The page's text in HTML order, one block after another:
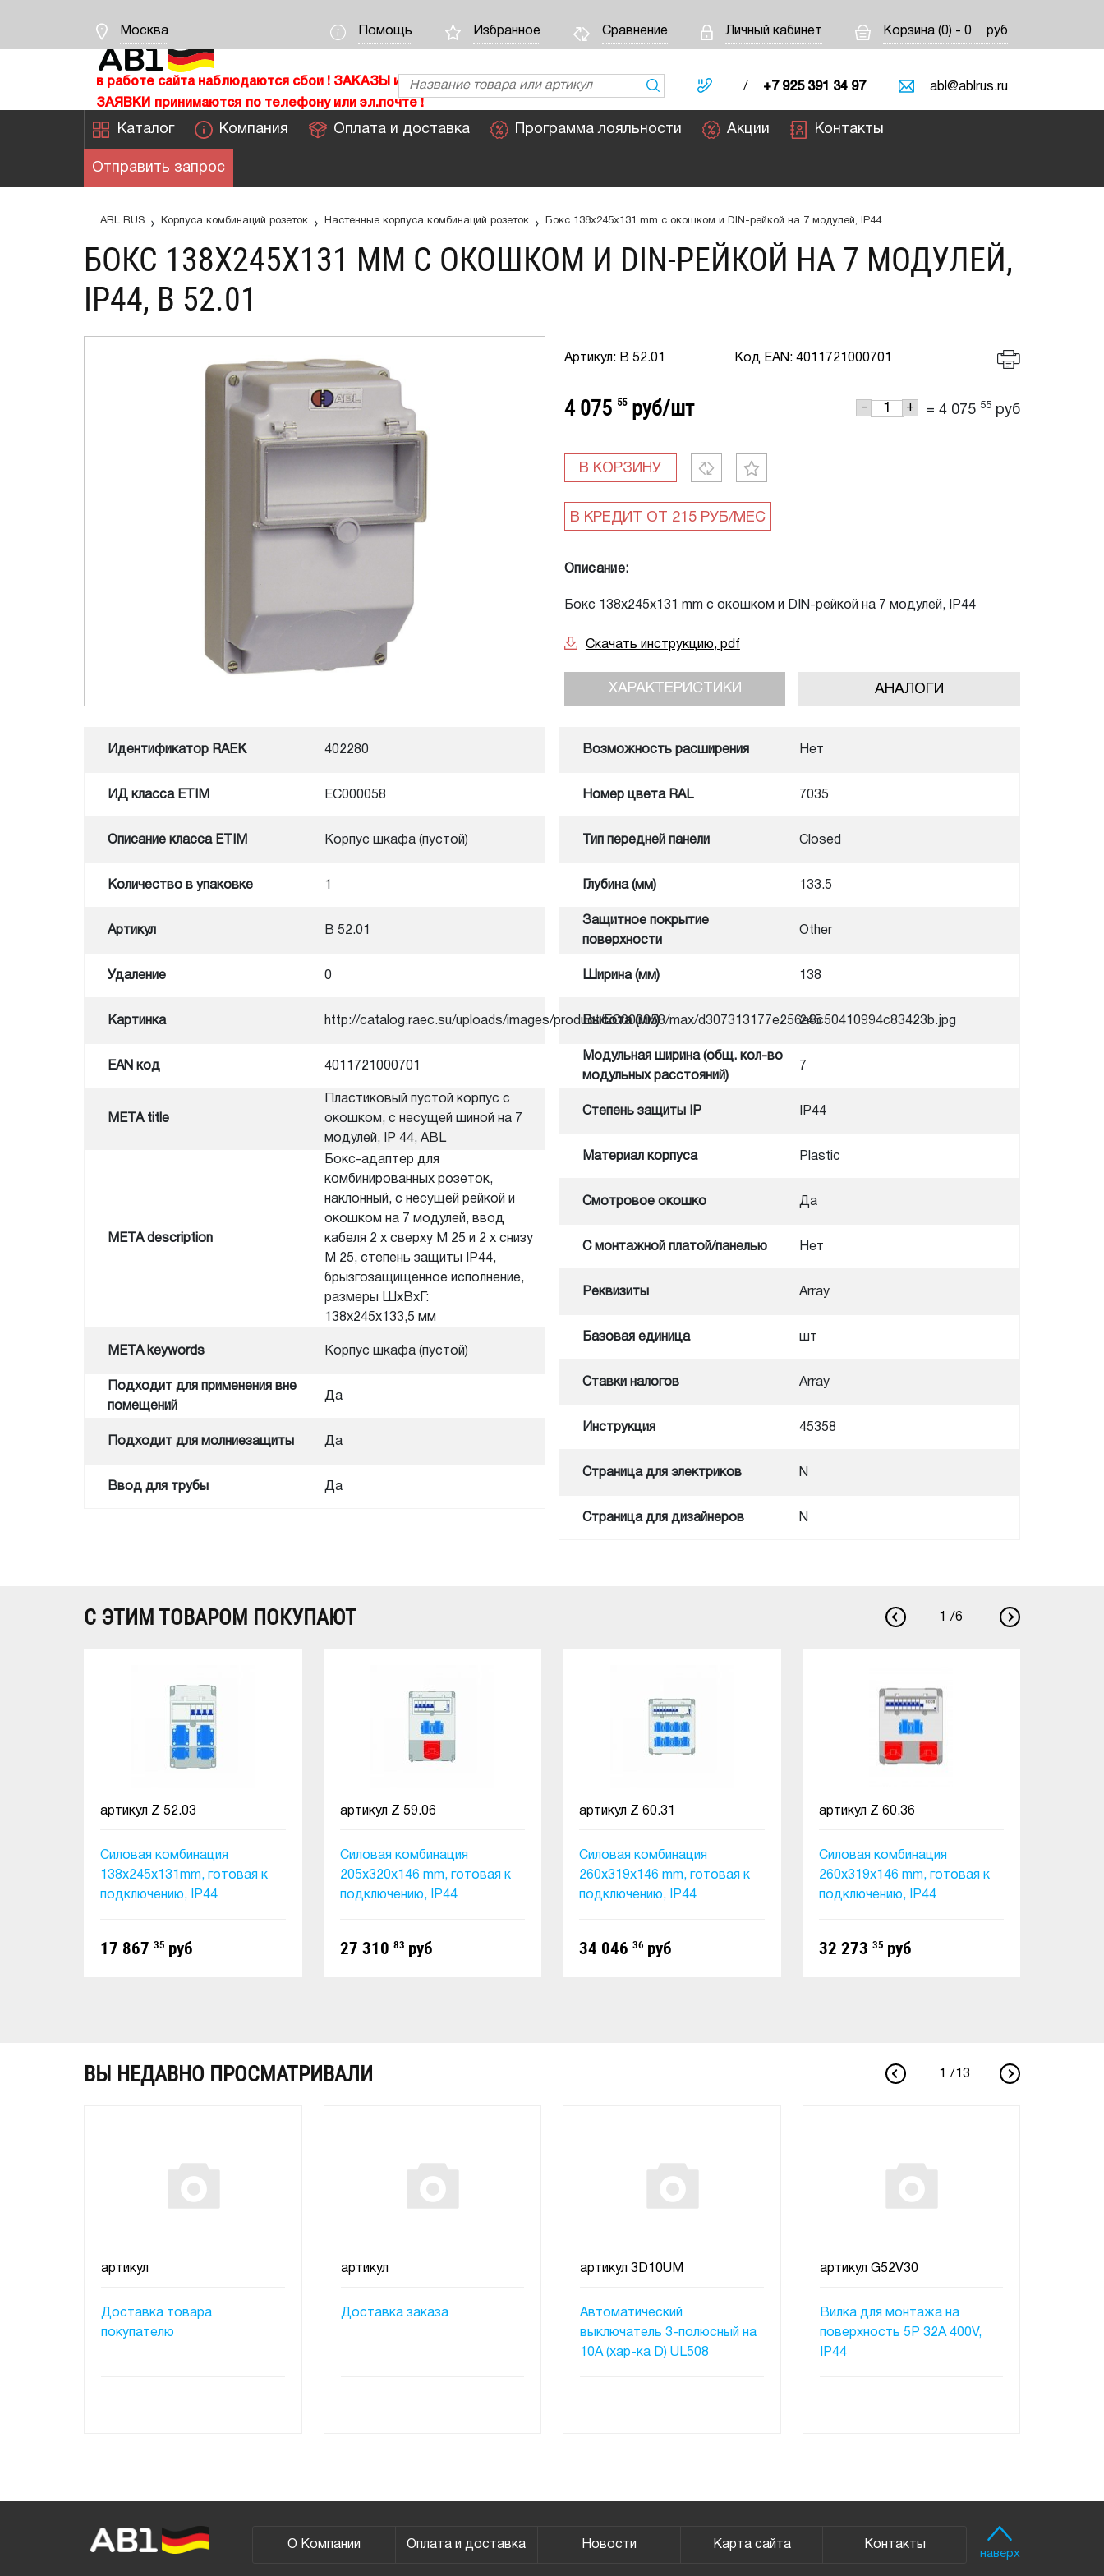
Москва Корзина (0) - 0 руб
Личный кабинет
Сравнение
Избранное
Помощь
в работе сайта наблюдаются сбои ! ЗАКАЗЫ
и
ЗАЯВКИ
принимаются по телефону или эл.почте !
/ +7 925 391 34 97 abl@ablrus.ru
Каталог Компания Оплата и доставка Программа лояльности Акции Контакты
Отправить запрос
ABL RUS › Корпуса комбинаций розеток › Настенные корпуса комбинаций розеток › Бокс 138х245х131 mm с окошком и DIN-рейкой на 7 модулей, IP44
БОКС 138Х245Х131 MM С ОКОШКОМ И DIN-РЕЙКОЙ НА 7 МОДУЛЕЙ,
IP44, B 52.01
Артикул: B 52.01 Код EAN: 4011721000701
4 075 55 руб/шт - + = 4 075 55 руб
В КОРЗИНУ
Описание:
Бокс 138х245х131 mm с окошком и DIN-рейкой на 7 модулей, IP44
Скачать инструкцию, pdf
АНАЛОГИ
ХАРАКТЕРИСТИКИ
Идентификатор RAEK 402280
ИД класса ETIM EC000058
Описание класса ETIM Корпус шкафа (пустой)
Количество в упаковке 1
Артикул B 52.01
Удаление 0
Картинка http://catalog.raec.su/uploads/images/product/EC000058/max/d307313177e256a8c50410994c83423b.jpg
EAN код 4011721000701
META title
Пластиковый пустой корпус с
окошком, с несущей шиной на 7
модулей, IP 44, ABL
META description
Бокс-адаптер для
комбинированных розеток,
наклонный, с несущей рейкой и
окошком на 7 модулей, ввод
кабеля 2 x сверху M 25 и 2 x снизу
M 25, степень защиты IP44,
брызгозащищенное исполнение,
размеры ШхВхГ:
138x245x133,5 мм
META keywords Корпус шкафа (пустой)
Подходит для применения вне
помещений
Да
Подходит для молниезащиты Да
Ввод для трубы Да
Возможность расширения Нет
Номер цвета RAL 7035
Тип передней панели Closed
Глубина (мм) 133.5
Защитное покрытие
поверхности
Other
Ширина (мм) 138
Высота (мм) 245
Модульная ширина (общ. кол-во
модульных расстояний)
7
Степень защиты IP IP44
Материал корпуса Plastic
Смотровое окошко Да
С монтажной платой/панелью Нет
Реквизиты Array
Базовая единица шт
Ставки налогов Array
Инструкция 45358
Cтраница для электриков N
Cтраница для дизайнеров N
С ЭТИМ ТОВАРОМ ПОКУПАЮТ /6
Силовая комбинация
138x245x131mm, готовая к
подключению, IP44
артикул Z 52.03
17 867 35 руб
Силовая комбинация
205x320x146 mm, готовая к
подключению, IP44
артикул Z 59.06
27 310 83 руб
Силовая комбинация
260x319x146 mm, готовая к
подключению, IP44
артикул Z 60.31
34 046 36 руб
Силовая комбинация
260x319x146 mm, готовая к
подключению, IP44
артикул Z 60.36
32 273 35 руб
1
ВЫ НЕДАВНО ПРОСМАТРИВАЛИ / 13
Доставка товара
покупателю
артикул
Доставка заказа
артикул
Автоматический
выключатель 3-полюсный на
10A (хар-ка D) UL508
артикул 3D10UM
Вилка для монтажа на
поверхность 5Р 32А 400V,
IP44
артикул G52V30
1
О Компании Оплата и доставка Новости Карта сайта Контакты
наверх